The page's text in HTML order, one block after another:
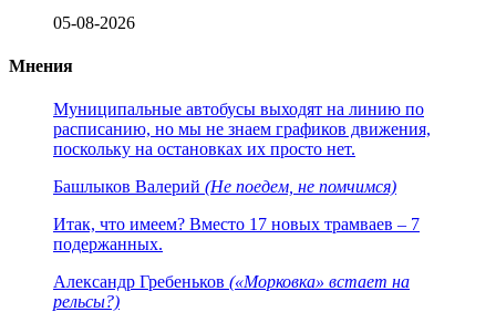
05-08-2026
Мнения
Муниципальные автобусы выходят на линию по
расписанию, но мы не знаем графиков движения,
поскольку на остановках их просто нет.
Башлыков Валерий (Не поедем, не помчимся)
Итак, что имеем? Вместо 17 новых трамваев – 7
подержанных.
Александр Гребеньков («Морковка» встает на
рельсы?)